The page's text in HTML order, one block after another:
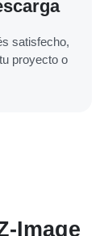
satisfecho,
proyecto o
Image